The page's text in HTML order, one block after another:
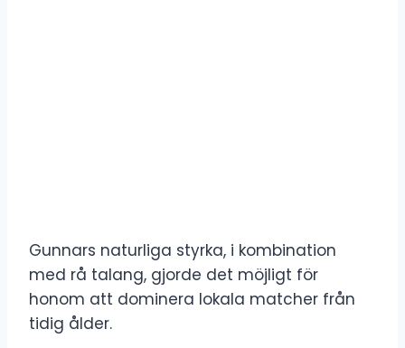
Gunnars naturliga styrka, i kombination
med rå talang, gjorde det möjligt för
honom att dominera lokala matcher från
tidig ålder.